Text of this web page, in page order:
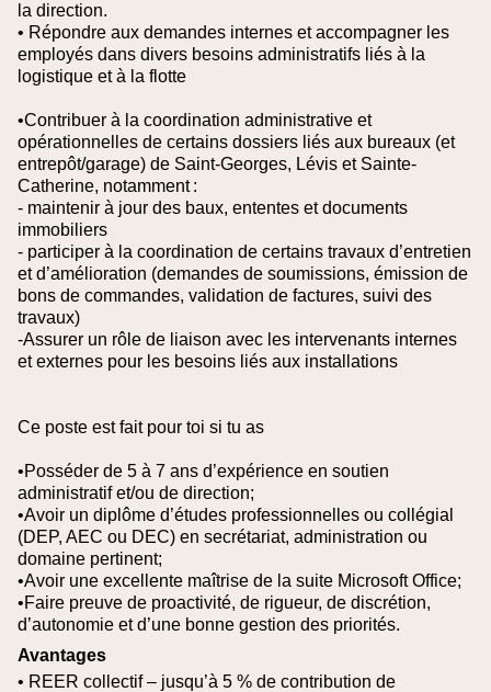
la direction.
• Répondre aux demandes internes et accompagner les
employés dans divers besoins administratifs liés à la
logistique et à la flotte
•Contribuer à la coordination administrative et
opérationnelles de certains dossiers liés aux bureaux (et
entrepôt/garage) de Saint-Georges, Lévis et Sainte-
Catherine, notamment :
- maintenir à jour des baux, ententes et documents
immobiliers
- participer à la coordination de certains travaux d’entretien
et d’amélioration (demandes de soumissions, émission de
bons de commandes, validation de factures, suivi des
travaux)
-Assurer un rôle de liaison avec les intervenants internes
et externes pour les besoins liés aux installations
Ce poste est fait pour toi si tu as
•Posséder de 5 à 7 ans d’expérience en soutien
administratif et/ou de direction;
•Avoir un diplôme d’études professionnelles ou collégial
(DEP, AEC ou DEC) en secrétariat, administration ou
domaine pertinent;
•Avoir une excellente maîtrise de la suite Microsoft Office;
•Faire preuve de proactivité, de rigueur, de discrétion,
d’autonomie et d’une bonne gestion des priorités.
Avantages
• REER collectif – jusqu’à 5 % de contribution de